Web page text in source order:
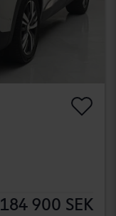
184 900 SEK